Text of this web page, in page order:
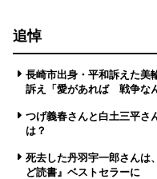
追悼
長崎市出身・平和訴えた
訴え「愛があれば 戦争な
つげ義春さんと白土三平
は？
死去した丹羽宇一郎さん
ど読書』ベストセラーに